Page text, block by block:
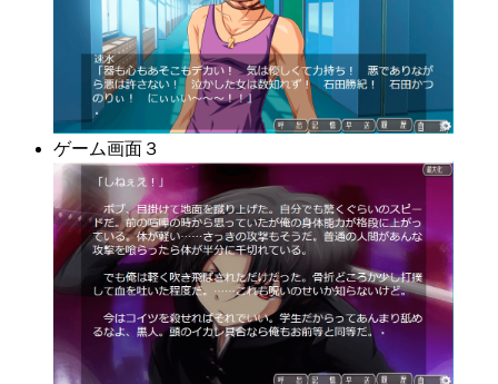
ゲーム画面３